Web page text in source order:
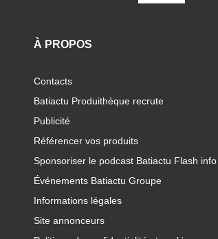
À PROPOS
Contacts
Batiactu Produithèque recrute
Publicité
Référencer vos produits
Sponsoriser le podcast Batiactu Flash info
Événements Batiactu Groupe
Informations légales
Site annonceurs